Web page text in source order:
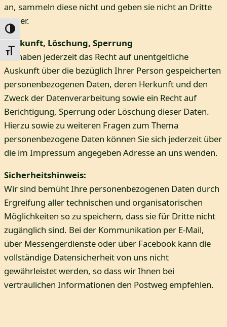
Umschalten auf hohe Kontraste
Schrift vergrößern
an, sammeln diese nicht und geben sie nicht an Dritte
weiter.
Auskunft, Löschung, Sperrung
Sie haben jederzeit das Recht auf unentgeltliche
Auskunft über die bezüglich Ihrer Person gespeicherten
personenbezogenen Daten, deren Herkunft und den
Zweck der Datenverarbeitung sowie ein Recht auf
Berichtigung, Sperrung oder Löschung dieser Daten.
Hierzu sowie zu weiteren Fragen zum Thema
personenbezogene Daten können Sie sich jederzeit über
die im Impressum angegeben Adresse an uns wenden.
Sicherheitshinweis:
Wir sind bemüht Ihre personenbezogenen Daten durch
Ergreifung aller technischen und organisatorischen
Möglichkeiten so zu speichern, dass sie für Dritte nicht
zugänglich sind. Bei der Kommunikation per E-Mail,
über Messengerdienste oder über Facebook kann die
vollständige Datensicherheit von uns nicht
gewährleistet werden, so dass wir Ihnen bei
vertraulichen Informationen den Postweg empfehlen.